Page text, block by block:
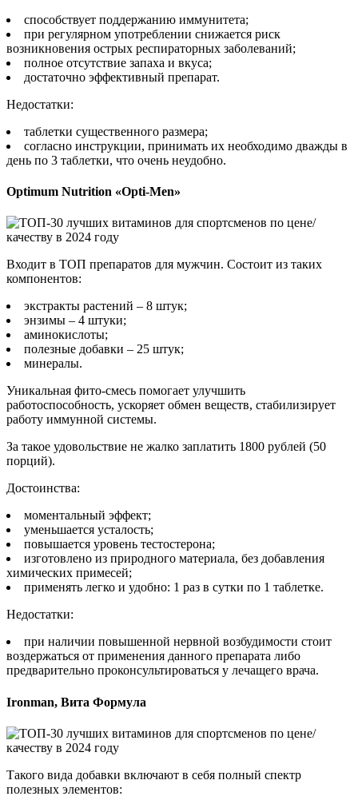
способствует поддержанию иммунитета;
при регулярном употреблении снижается риск
возникновения острых респираторных заболеваний;
полное отсутствие запаха и вкуса;
достаточно эффективный препарат.
Недостатки:
таблетки существенного размера;
согласно инструкции, принимать их необходимо дважды в
день по 3 таблетки, что очень неудобно.
Optimum Nutrition «Opti-Men»
Входит в ТОП препаратов для мужчин. Состоит из таких
компонентов:
экстракты растений – 8 штук;
энзимы – 4 штуки;
аминокислоты;
полезные добавки – 25 штук;
минералы.
Уникальная фито-смесь помогает улучшить
работоспособность, ускоряет обмен веществ, стабилизирует
работу иммунной системы.
За такое удовольствие не жалко заплатить 1800 рублей (50
порций).
Достоинства:
моментальный эффект;
уменьшается усталость;
повышается уровень тестостерона;
изготовлено из природного материала, без добавления
химических примесей;
применять легко и удобно: 1 раз в сутки по 1 таблетке.
Недостатки:
при наличии повышенной нервной возбудимости стоит
воздержаться от применения данного препарата либо
предварительно проконсультироваться у лечащего врача.
Ironman, Вита Формула
Такого вида добавки включают в себя полный спектр
полезных элементов: